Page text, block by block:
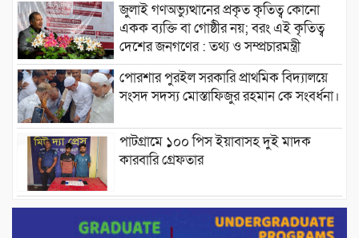
জুলাই গণঅভ্যুত্থানের প্রকৃত কৃতিত্ব কোনো
একক ব্যক্তি বা গোষ্ঠীর নয়; বরং এই কৃতিত্ব
দেশের জনগণের : তথ্য ও সম্প্রচারমন্ত্রী
পোরশার পুরইল সরকারি প্রাথমিক বিদ্যালয়ে
সংসদ সদস্য মোস্তাফিজুর রহমান কে সংবর্ধনা।
পাটগ্রামে ১০০ পিস ইয়াবাসহ দুই মাদক
কারবারি গ্রেফতার
ড্যাবের ৩৭তম প্রতিষ্ঠাবার্ষিকীতে প্রধানমন্ত্রী
তারেক রহমান।